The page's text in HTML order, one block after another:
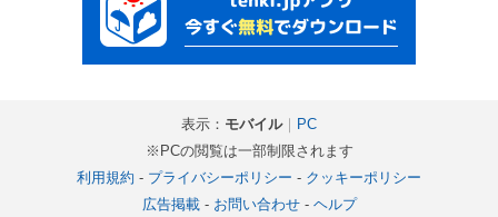
表示： モバイル｜ PC
※PCの閲覧は一部制限されます
利用規約 - プライバシーポリシー - クッキーポリシー
広告掲載- お問い合わせ- ヘルプ